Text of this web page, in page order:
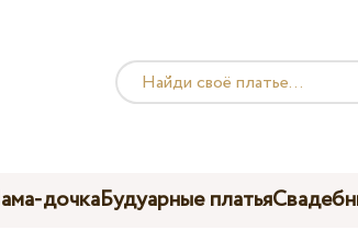
дочкаБудуарные платья